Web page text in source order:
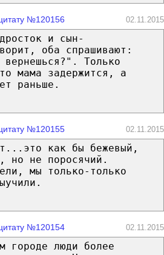
№120156 02.11.2015
и сын-
оба спрашивают:
Только
мама задержится, а
раньше.
№120155 02.11.2015
как бы бежевый,
но не поросячий.
мы только-только
№120154 02.11.2015
городе люди более